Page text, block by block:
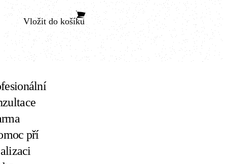
Vložit do košíku
pří